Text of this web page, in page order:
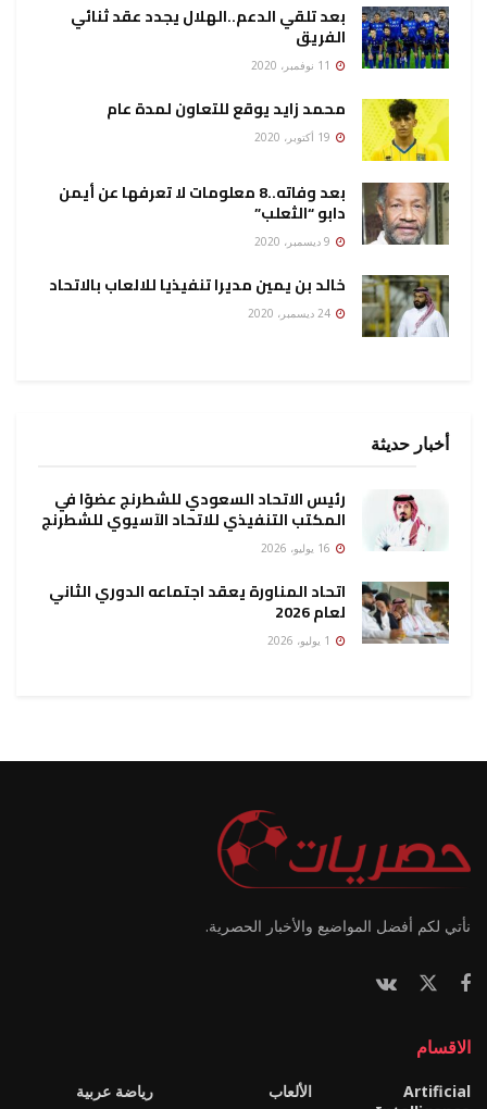
بعد تلقي الدعم..الهلال يجدد عقد ثنائي
الفريق
محمد زايد يوقع للتعاون لمدة عام
بعد وفاته..8 معلومات لا تعرفها عن أيمن
دابو “الثعلب”
خالد بن يمين مديرا تنفيذيا للالعاب بالاتحاد
أخبار حديثة
رئيس الاتحاد السعودي للشطرنج عضوًا في
المكتب التنفيذي للاتحاد الآسيوي للشطرنج
اتحاد المناورة يعقد اجتماعه الدوري الثاني
لعام 2026
نأتي لكم أفضل المواضيع والأخبار الحصرية.
الاقسام
Artificial
الألعاب
رياضة عربية